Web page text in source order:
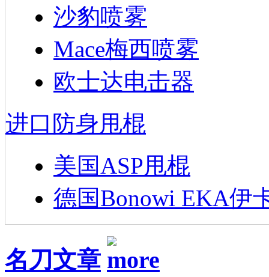
沙豹喷雾
Mace梅西喷雾
欧士达电击器
进口防身甩棍
美国ASP甩棍
德国Bonowi EKA伊
名刀文章